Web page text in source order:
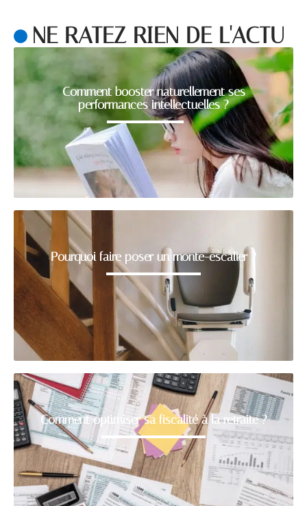
NE RATEZ RIEN DE L'ACTU
Comment booster naturellement ses
performances intellectuelles ?
Pourquoi faire poser un monte-escalier ?
Comment optimiser sa fiscalité à la retraite ?